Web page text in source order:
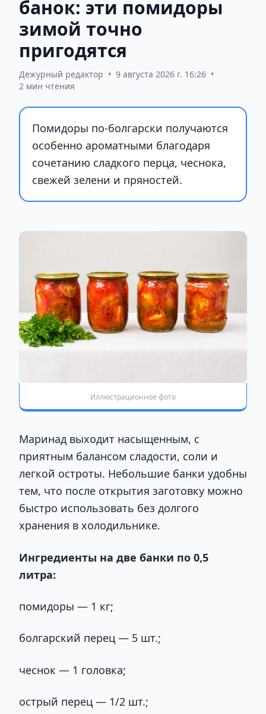
банок: эти помидоры
зимой точно
пригодятся
Дежурный редактор • 9 августа 2026 г. 16:26 •
2 мин чтения
Помидоры по-болгарски получаются
особенно ароматными благодаря
сочетанию сладкого перца, чеснока,
свежей зелени и пряностей.
Иллюстрационное фото
Маринад выходит насыщенным, с
приятным балансом сладости, соли и
легкой остроты. Небольшие банки удобны
тем, что после открытия заготовку можно
быстро использовать без долгого
хранения в холодильнике.
Ингредиенты на две банки по 0,5
литра:
помидоры — 1 кг;
болгарский перец — 5 шт.;
чеснок — 1 головка;
острый перец — 1/2 шт.;